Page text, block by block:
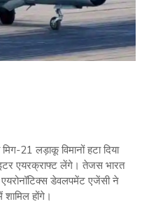
21 लड़ाकू विमानों हटा दिया
एयरक्राफ्ट लेंगे। तेजस भारत
डेवलपमेंट एजेंसी ने
होंगे।